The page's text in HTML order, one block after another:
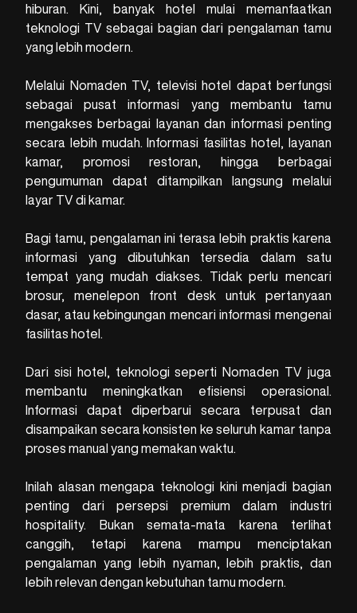
hiburan. Kini, banyak hotel mulai memanfaatkan
teknologi TV sebagai bagian dari pengalaman tamu
yang lebih modern.
Melalui Nomaden TV, televisi hotel dapat berfungsi
sebagai pusat informasi yang membantu tamu
mengakses berbagai layanan dan informasi penting
secara lebih mudah. Informasi fasilitas hotel, layanan
kamar, promosi restoran, hingga berbagai
pengumuman dapat ditampilkan langsung melalui
layar TV di kamar.
Bagi tamu, pengalaman ini terasa lebih praktis karena
informasi yang dibutuhkan tersedia dalam satu
tempat yang mudah diakses. Tidak perlu mencari
brosur, menelepon front desk untuk pertanyaan
dasar, atau kebingungan mencari informasi mengenai
fasilitas hotel.
Dari sisi hotel, teknologi seperti Nomaden TV juga
membantu meningkatkan efisiensi operasional.
Informasi dapat diperbarui secara terpusat dan
disampaikan secara konsisten ke seluruh kamar tanpa
proses manual yang memakan waktu.
Inilah alasan mengapa teknologi kini menjadi bagian
penting dari persepsi premium dalam industri
hospitality. Bukan semata-mata karena terlihat
canggih, tetapi karena mampu menciptakan
pengalaman yang lebih nyaman, lebih praktis, dan
lebih relevan dengan kebutuhan tamu modern.